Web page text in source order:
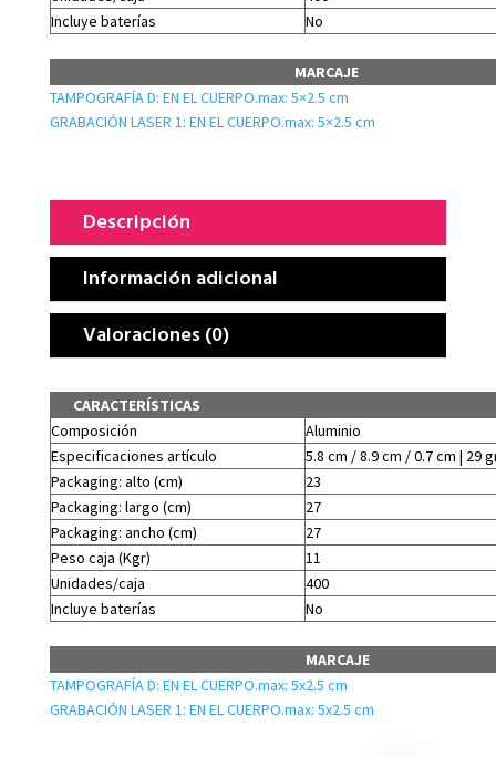
Incluye baterías
No
MARCAJE
TAMPOGRAFÍA D: EN EL CUERPO.max: 5×2.5 cm
GRABACIÓN LASER 1: EN EL CUERPO.max: 5×2.5 cm
Descripción
Información adicional
Valoraciones (0)
CARACTERÍSTICAS
Composición
Aluminio
Especificaciones artículo
5.8 cm / 8.9 cm / 0.7 cm | 29
Packaging: alto (cm)
23
Packaging: largo (cm)
27
Packaging: ancho (cm)
27
Peso caja (Kgr)
11
Unidades/caja
400
Incluye baterías
No
MARCAJE
TAMPOGRAFÍA D: EN EL CUERPO.max: 5x2.5 cm
GRABACIÓN LASER 1: EN EL CUERPO.max: 5x2.5 cm